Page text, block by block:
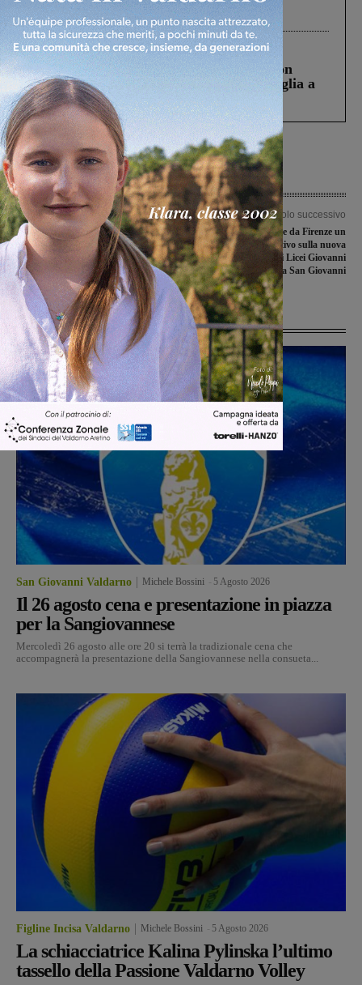
processo, lo stop ai sorpassi fra tir....
Cronaca 3 Agosto 2026
Scomparso da una struttura di Castiglion
Fiorentino l’uomo che aveva ucciso la figlia a
Levane nel 2020
Articolo precedente
I risultati conseguiti dalle valdarnesi
di Seconda categoria nella
ventunesima giornata
Articolo successivo
“La scuola oltre”, parte da Firenze un
percorso formativo sulla nuova
didattica. Iniziativa dei Licei Giovanni
da San Giovanni
Ultime Notizie
San Giovanni Valdarno Michele Bossini 5 Agosto 2026
Il 26 agosto cena e presentazione in piazza
per la Sangiovannese
Mercoledì 26 agosto alle ore 20 si terrà la tradizionale cena che
accompagnerà la presentazione della Sangiovannese nella consueta...
Figline Incisa Valdarno Michele Bossini 5 Agosto 2026
La schiacciatrice Kalina Pylinska l’ultimo
tassello della Passione Valdarno Volley